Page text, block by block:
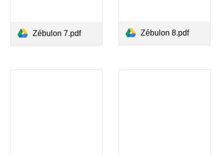
Zébulon 7.pdf Zébulon 8.pdf